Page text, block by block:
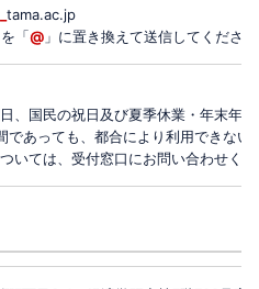
tama.ac.jp
を「@ 」に置き換えて送信してくださ
日、国民の祝日及び夏季休業・年末年
であっても、都合により利用できない
いては、受付窓口にお問い合わせく